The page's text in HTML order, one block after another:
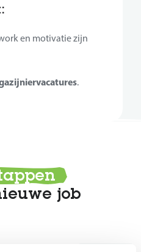
en motivatie zijn
.
job